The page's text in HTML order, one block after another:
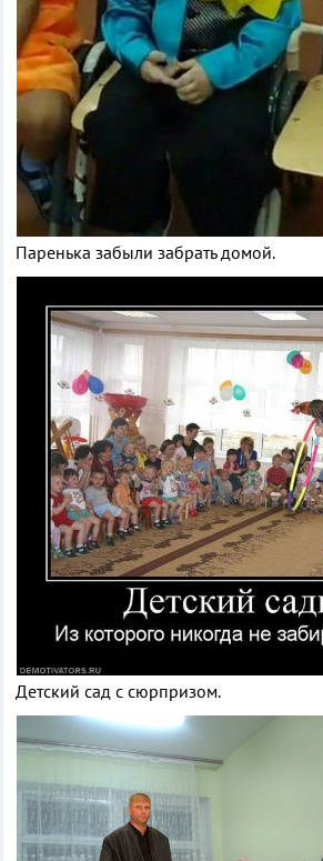
Паренька забыли забрать домой.
Детский сад с сюрпризом.